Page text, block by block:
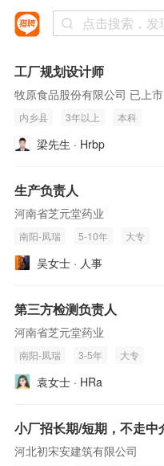
工厂规划设计师
牧原食品股份有限公司 已上市
内乡县 3年以上 本科
梁先生 · Hrbp
生产负责人
河南省芝元堂药业
南阳-凤瑞 5-10年 大专
吴女士 · 人事
第三方检测负责人
河南省芝元堂药业
南阳-凤瑞 3-5年 大专
袁女士 · HRa
河北初宋安建筑有限公司